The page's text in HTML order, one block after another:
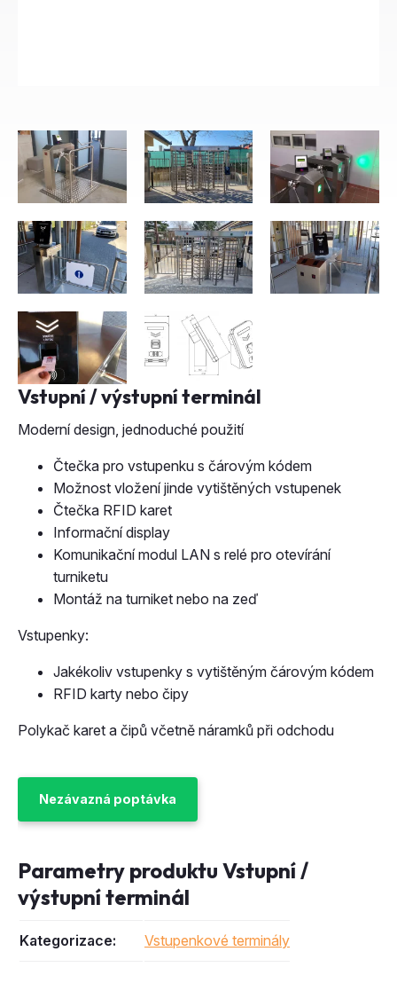
Vstupní / výstupní terminál
Moderní design, jednoduché použití
Čtečka pro vstupenku s čárovým kódem
Možnost vložení jinde vytištěných vstupenek
Čtečka RFID karet
Informační display
Komunikační modul LAN s relé pro otevírání
turniketu
Montáž na turniket nebo na zeď
Vstupenky:
Jakékoliv vstupenky s vytištěným čárovým kódem
RFID karty nebo čipy
Polykač karet a čipů včetně náramků při odchodu
Nezávazná poptávka
Parametry produktu Vstupní /
výstupní terminál
Kategorizace: Vstupenkové terminály